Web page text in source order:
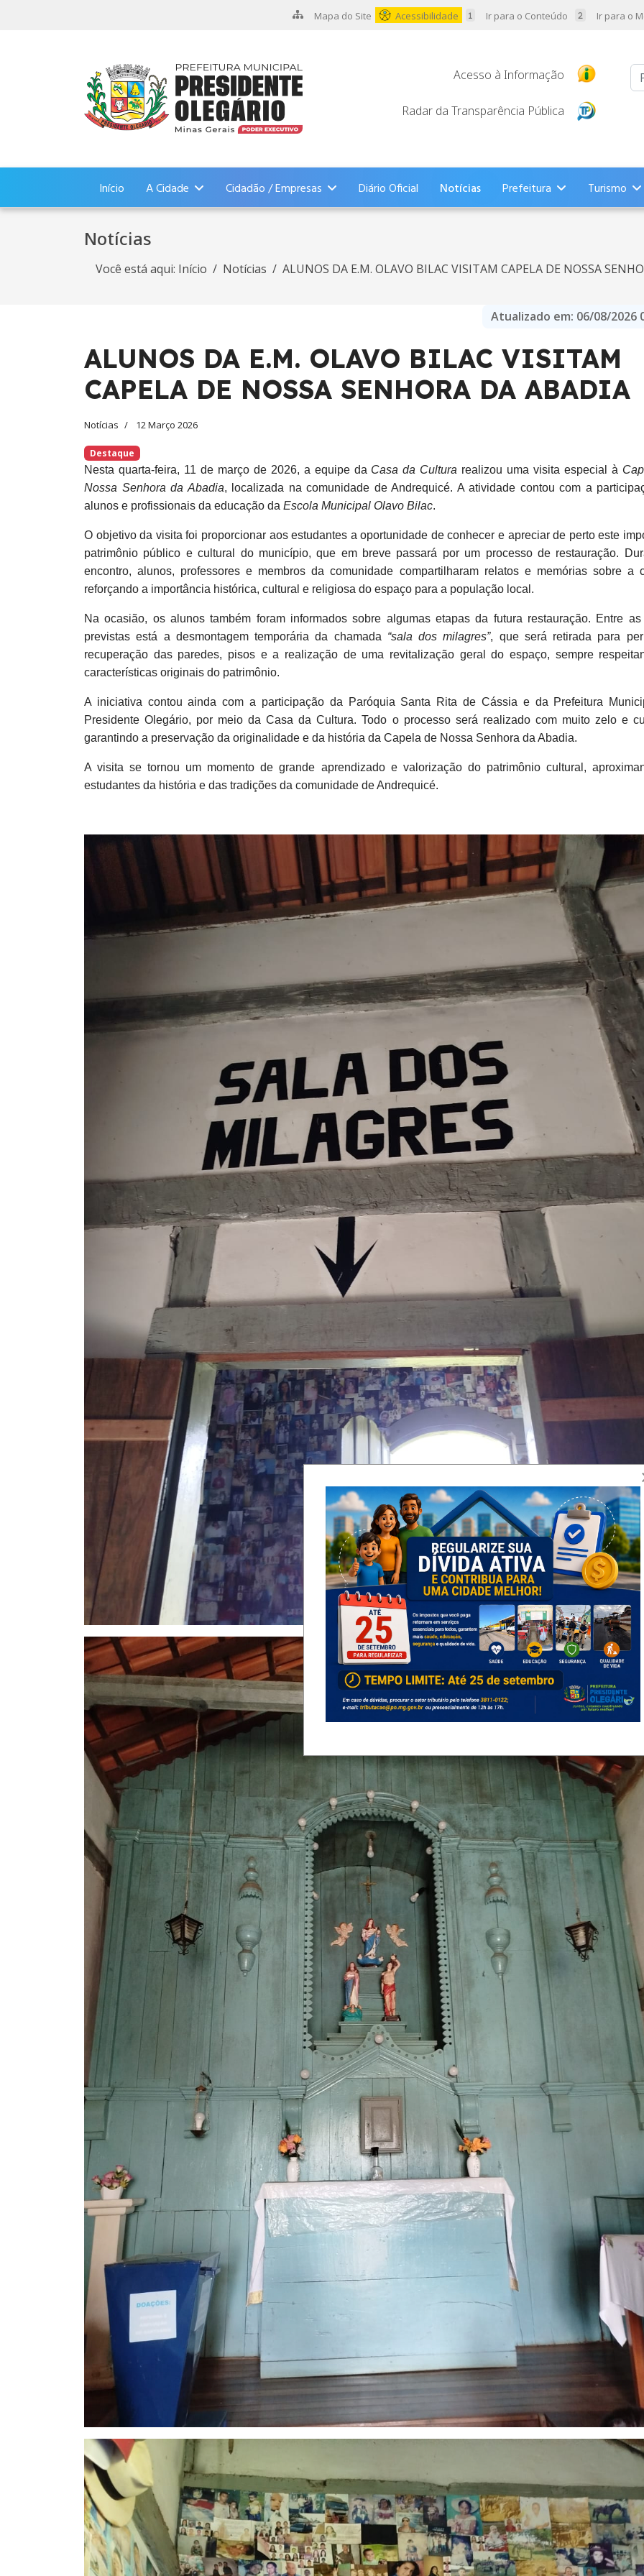
Mapa do Site Acessibilidade Ir para o Conteúdo Ir para o
Acesso à Informação
Radar da Transparência Pública
Início A Cidade Cidadão / Empresas Diário Oficial Notícias Prefeitura Turismo
Notícias
Você está aqui: Início Notícias ALUNOS DA E.M. OLAVO BILAC VISITAM CAPELA DE NOSSA
Atualizado em: 06/08/2026
ALUNOS DA E.M. OLAVO BILAC VISITAM
CAPELA DE NOSSA SENHORA DA ABADIA
Notícias 12 Março 2026
Destaque
Nesta quarta-feira, 11 de março de 2026, a equipe da Casa da Cultura realizou uma visita especial à
Nossa Senhora da Abadia, localizada na comunidade de Andrequicé. A atividade contou com a
alunos e profissionais da educação da Escola Municipal Olavo Bilac.
O objetivo da visita foi proporcionar aos estudantes a oportunidade de conhecer e apreciar de perto este
patrimônio público e cultural do município, que em breve passará por um processo de restauração.
encontro, alunos, professores e membros da comunidade compartilharam relatos e memórias sobre a
reforçando a importância histórica, cultural e religiosa do espaço para a população local.
Na ocasião, os alunos também foram informados sobre algumas etapas da futura restauração. Entre
previstas está a desmontagem temporária da chamada “sala dos milagres”, que será retirada para
recuperação das paredes, pisos e a realização de uma revitalização geral do espaço, sempre
características originais do patrimônio.
A iniciativa contou ainda com a participação da Paróquia Santa Rita de Cássia e da Prefeitura
Presidente Olegário, por meio da Casa da Cultura. Todo o processo será realizado com muito zelo e
garantindo a preservação da originalidade e da história da Capela de Nossa Senhora da Abadia.
A visita se tornou um momento de grande aprendizado e valorização do patrimônio cultural,
estudantes da história e das tradições da comunidade de Andrequicé.